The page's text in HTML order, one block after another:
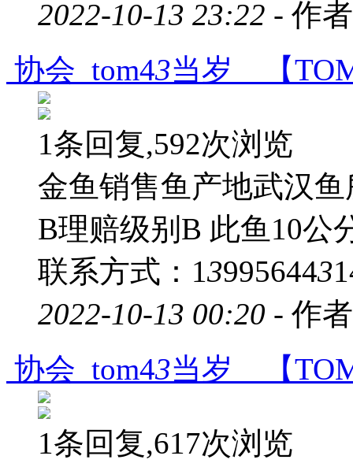
2022-10-13 23:22 - 作
协会 tom43当岁 【
1条回复,592次浏览
金鱼销售鱼产地武汉
B理赔级别B 此鱼10公
联系方式：139956443
2022-10-13 00:20 - 作
协会 tom43当岁 【
1条回复,617次浏览